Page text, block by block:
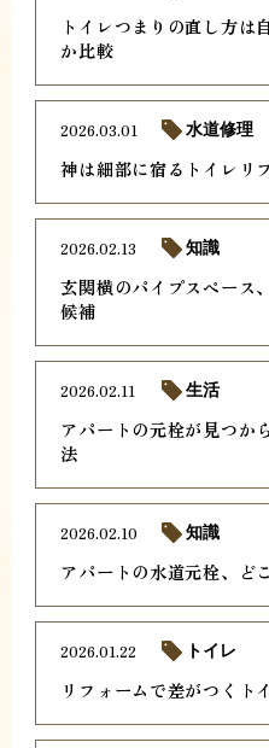
トイレつまりの直し方は
か比較
神は細部に宿るトイレリ
2026.03.01 水道修理
玄関横のパイプスペース
候補
2026.02.13 知識
アパートの元栓が見つか
法
2026.02.11 生活
アパートの水道元栓、ど
2026.02.10 知識
リフォームで差がつくト
2026.01.22 トイレ